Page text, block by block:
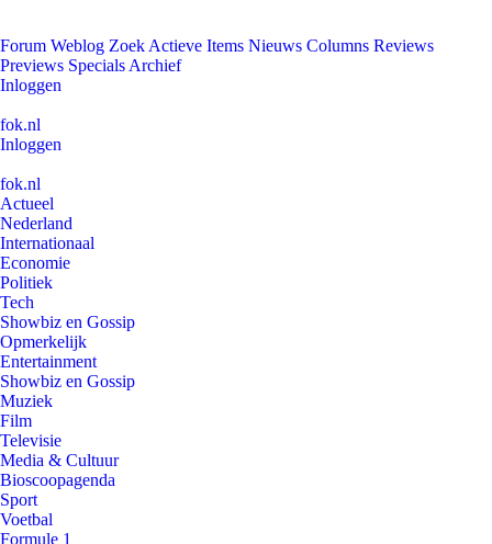
Forum Weblog Zoek Actieve Items Nieuws Columns Reviews
Previews Specials Archief
Inloggen
fok.nl
Inloggen
fok.nl
Actueel
Nederland
Internationaal
Economie
Politiek
Tech
Showbiz en Gossip
Opmerkelijk
Entertainment
Showbiz en Gossip
Muziek
Film
Televisie
Media & Cultuur
Bioscoopagenda
Sport
Voetbal
Formule 1